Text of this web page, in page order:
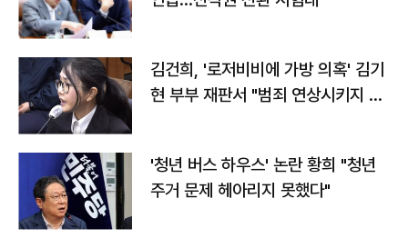
김건희, '로저비비에 가방 의혹' 김기
현 부부 재판서 "범죄 연상시키지 말
'청년 버스 하우스' 논란 황희 "청년
주거 문제 헤아리지 못했다"